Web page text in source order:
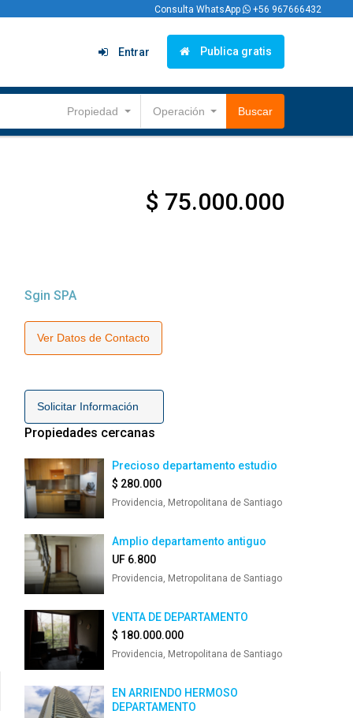
Consulta WhatsApp +56 967666432
Entrar Publica gratis
Propiedad Operación Buscar
$ 75.000.000
Sgin SPA
Ver Datos de Contacto
Solicitar Información
Propiedades cercanas
Precioso departamento estudio
$ 280.000
Providencia, Metropolitana de Santiago
Amplio departamento antiguo
UF 6.800
Providencia, Metropolitana de Santiago
VENTA DE DEPARTAMENTO
$ 180.000.000
Providencia, Metropolitana de Santiago
EN ARRIENDO HERMOSO
DEPARTAMENTO